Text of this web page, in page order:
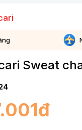
Sweat
đ